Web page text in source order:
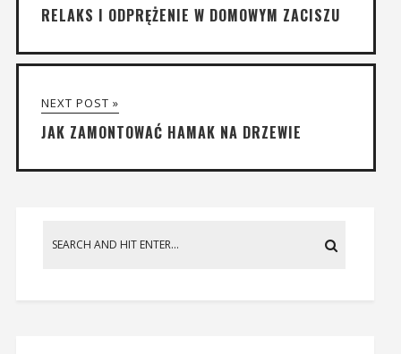
RELAKS I ODPRĘŻENIE W DOMOWYM ZACISZU
NEXT POST »
JAK ZAMONTOWAĆ HAMAK NA DRZEWIE